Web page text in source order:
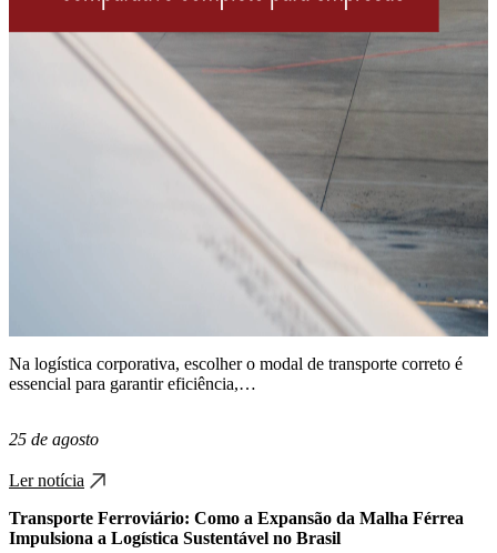
Na logística corporativa, escolher o modal de transporte correto é
essencial para garantir eficiência,…
25 de agosto
Ler notícia
Transporte Ferroviário: Como a Expansão da Malha Férrea
Impulsiona a Logística Sustentável no Brasil